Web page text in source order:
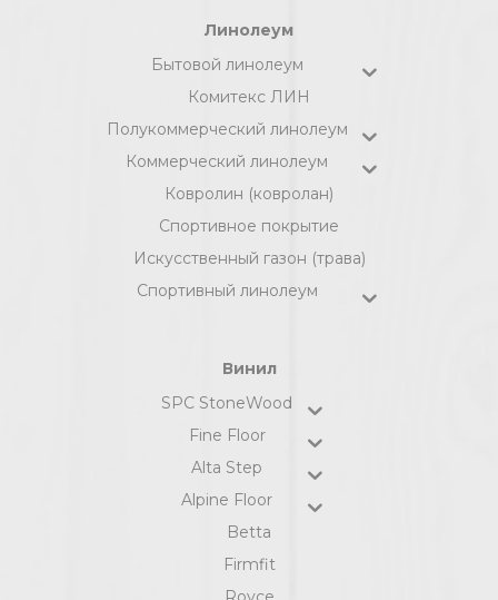
Линолеум
Бытовой линолеум
Комитекс ЛИН
Полукоммерческий линолеум
Коммерческий линолеум
Ковролин (ковролан)
Спортивное покрытие
Искусственный газон (трава)
Спортивный линолеум
Винил
SPC StoneWood
Fine Floor
Alta Step
Alpine Floor
Betta
Firmfit